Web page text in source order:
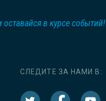
в курсе событий!
СЛЕДИТЕ ЗА НАМИ В: